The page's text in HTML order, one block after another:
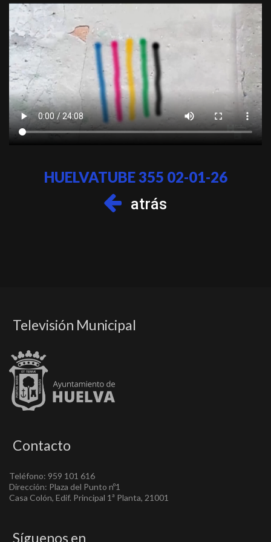
HUELVATUBE 355 02-01-26
atrás
Televisión Municipal
Contacto
Teléfono: 959 101 616
Dirección: Plaza del Punto nº1
Casa Colón, Edif. Principal 1ª Planta, 21001
Síguenos en